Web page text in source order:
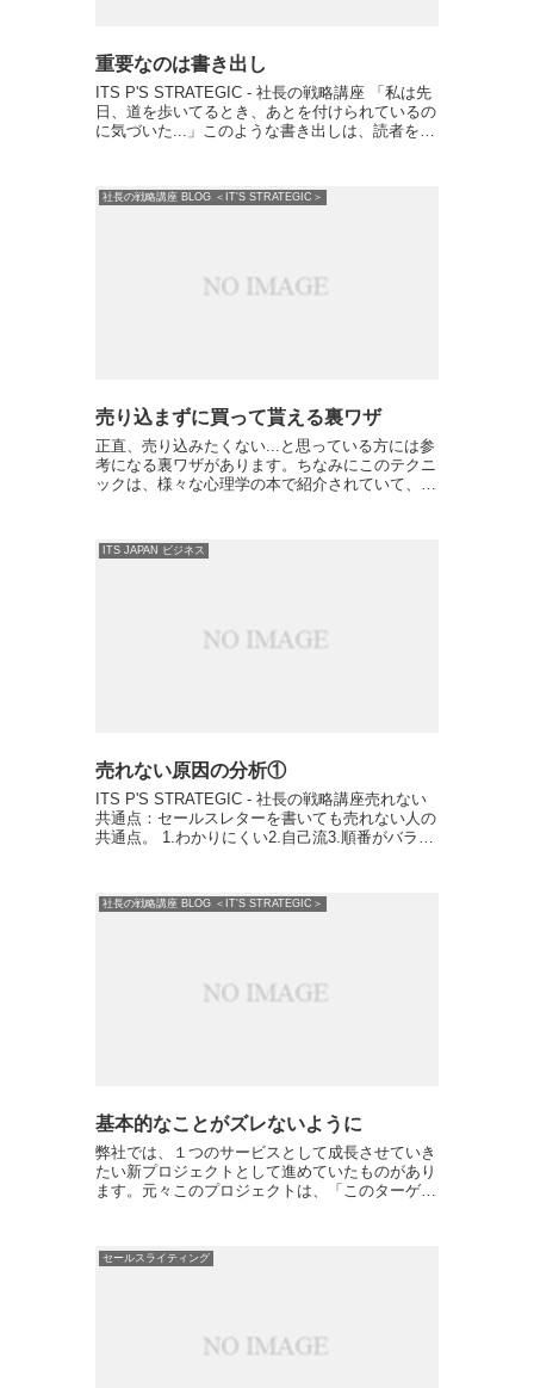
重要なのは書き出し
ITS P'S STRATEGIC - 社長の戦略講座 「私は先
日、道を歩いてるとき、あとを付けられているの
に気づいた...」このような書き出しは、読者を惹
社長の戦略講座 BLOG ＜IT'S STRATEGIC＞
売り込まずに買って貰える裏ワザ
正直、売り込みたくない...と思っている方には参
考になる裏ワザがあります。ちなみにこのテクニ
ックは、様々な心理学の本で紹介されていて、そ
ITS JAPAN ビジネス
売れない原因の分析①
ITS P'S STRATEGIC - 社長の戦略講座売れない
共通点：セールスレターを書いても売れない人の
共通点。 1.わかりにくい2.自己流3.順番がバラバ
社長の戦略講座 BLOG ＜IT'S STRATEGIC＞
基本的なことがズレないように
弊社では、１つのサービスとして成長させていき
たい新プロジェクトとして進めていたものがあり
ます。元々このプロジェクトは、「このターゲッ
然、その方向性で作業...
セールスライティング